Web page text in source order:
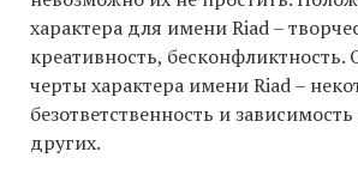
характера для имени Riad –
креативность, бесконфликтность.
черты характера имени Riad –
безответственность и
других.